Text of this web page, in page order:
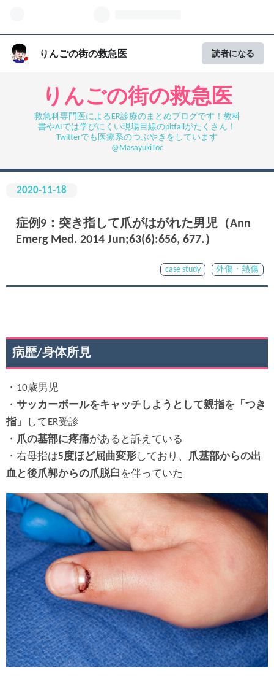
りんごの街の救急医 読者になる
りんごの街の救急医
救急科専門医によるER診療のまとめブログです！教科
書やAIでは学びにくい現場目線のpitfallがたくさん！
Twitterでも医療系のつぶやきをしています
@MasayukiToc
2020-11-18
症例9：突き指して爪がはがれた男児（Ann
Emerg Med. 2014 Jun;63(6):656, 677.）
case study 外傷・熱傷
病歴/身体所見
・10歳男児
・ サッカーボールをキャッチしようとして親指を「つき
指」
してER受診
・ 爪の基部に疼痛があると訴えている
・右母指は5度ほど屈曲変形しており、 爪基部からの出
血と後爪郭からの爪脱臼 を伴っていた